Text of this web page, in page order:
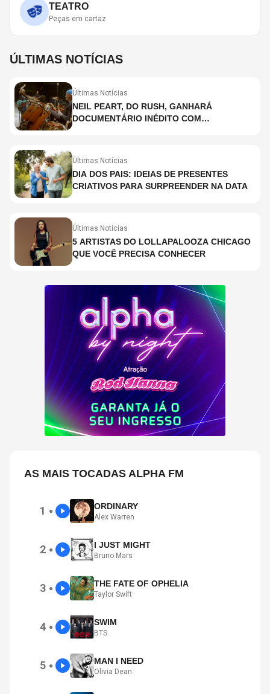
TEATRO
Peças em cartaz
ÚLTIMAS NOTÍCIAS
Últimas Notícias
NEIL PEART, DO RUSH, GANHARÁ
DOCUMENTÁRIO INÉDITO COM
Últimas Notícias
DIA DOS PAIS: IDEIAS DE PRESENTES
CRIATIVOS PARA SURPREENDER NA DATA
Últimas Notícias
5 ARTISTAS DO LOLLAPALOOZA CHICAGO
QUE VOCÊ PRECISA CONHECER
AS MAIS TOCADAS ALPHA FM
1 ● ORDINARY
Alex Warren
2 ● I JUST MIGHT
Bruno Mars
3 ● THE FATE OF OPHELIA
Taylor Swift
4 ● SWIM
BTS
5 ● MAN I NEED
Olivia Dean